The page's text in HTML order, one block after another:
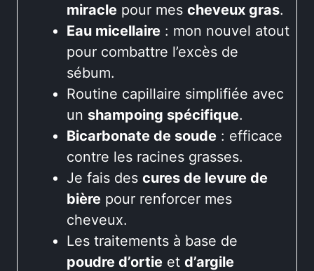
miracle pour mes cheveux gras.
Eau micellaire : mon nouvel atout
pour combattre l’excès de
sébum.
Routine capillaire simplifiée avec
un shampoing spécifique.
Bicarbonate de soude : efficace
contre les racines grasses.
Je fais des cures de levure de
bière pour renforcer mes
cheveux.
Les traitements à base de
poudre d’ortie et d’argile